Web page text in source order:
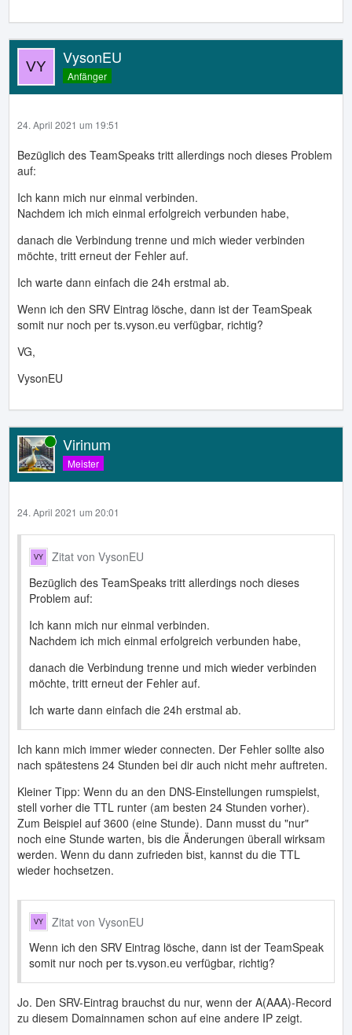
VysonEU
Anfänger
24. April 2021 um 19:51
Bezüglich des TeamSpeaks tritt allerdings noch dieses Problem
auf:
Ich kann mich nur einmal verbinden.
Nachdem ich mich einmal erfolgreich verbunden habe,
danach die Verbindung trenne und mich wieder verbinden
möchte, tritt erneut der Fehler auf.
Ich warte dann einfach die 24h erstmal ab.
Wenn ich den SRV Eintrag lösche, dann ist der TeamSpeak
somit nur noch per ts.vyson.eu verfügbar, richtig?
VG,
VysonEU
Virinum
Online
Meister
24. April 2021 um 20:01
Zitat von VysonEU
Bezüglich des TeamSpeaks tritt allerdings noch dieses
Problem auf:
Ich kann mich nur einmal verbinden.
Nachdem ich mich einmal erfolgreich verbunden habe,
danach die Verbindung trenne und mich wieder verbinden
möchte, tritt erneut der Fehler auf.
Ich warte dann einfach die 24h erstmal ab.
Ich kann mich immer wieder connecten. Der Fehler sollte also
nach spätestens 24 Stunden bei dir auch nicht mehr auftreten.
Kleiner Tipp: Wenn du an den DNS-Einstellungen rumspielst,
stell vorher die TTL runter (am besten 24 Stunden vorher).
Zum Beispiel auf 3600 (eine Stunde). Dann musst du "nur"
noch eine Stunde warten, bis die Änderungen überall wirksam
werden. Wenn du dann zufrieden bist, kannst du die TTL
wieder hochsetzen.
Zitat von VysonEU
Wenn ich den SRV Eintrag lösche, dann ist der TeamSpeak
somit nur noch per ts.vyson.eu verfügbar, richtig?
Jo. Den SRV-Eintrag brauchst du nur, wenn der A(AAA)-Record
zu diesem Domainnamen schon auf eine andere IP zeigt.